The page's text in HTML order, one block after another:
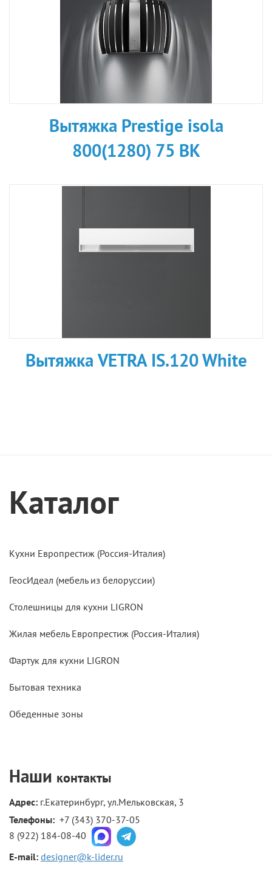
Вытяжка Prestige isola
800(1280) 75 BK
Вытяжка VETRA IS.120 White
Каталог
Кухни Европрестиж (Россия-Италия)
ГеосИдеал (мебель из белоруссии)
Столешницы для кухни LIGRON
Жилая мебель Европрестиж (Россия-Италия)
Фартук для кухни LIGRON
Бытовая техника
Обеденные зоны
Наши контакты
Адрес: г.Екатеринбург, ул.Мельковская, 3
Телефоны: +7 (343) 370-37-05
8 (922) 184-08-40
E-mail: designer@k-lider.ru